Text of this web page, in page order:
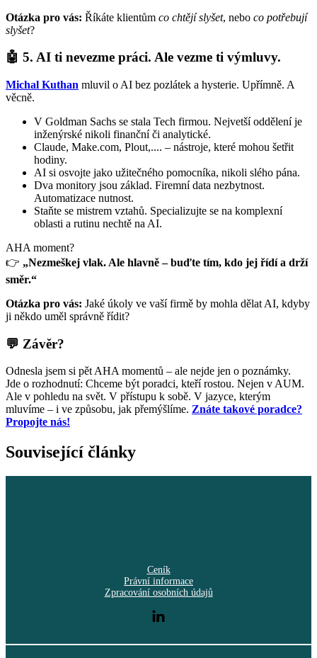
Otázka pro vás: Říkáte klientům co chtějí slyšet, nebo co potřebují
slyšet?
🤖 5. AI ti nevezme práci. Ale vezme ti výmluvy.
Michal Kuthan mluvil o AI bez pozlátek a hysterie. Upřímně. A
věcně.
V Goldman Sachs se stala Tech firmou. Nejvetší oddělení je
inženýrské nikoli finanční či analytické.
Claude, Make.com, Plout,.... – nástroje, které mohou šetřit
hodiny.
AI si osvojte jako užitečného pomocníka, nikoli slého pána.
Dva monitory jsou základ. Firemní data nezbytnost.
Automatizace nutnost.
Staňte se mistrem vztahů. Specializujte se na komplexní
oblasti a rutinu nechtě na AI.
AHA moment?
👉 „Nezmeškej vlak. Ale hlavně – buďte tím, kdo jej řídí a drží
směr.“
Otázka pro vás: Jaké úkoly ve vaší firmě by mohla dělat AI, kdyby
ji někdo uměl správně řídit?
💬 Závěr?
Odnesla jsem si pět AHA momentů – ale nejde jen o poznámky.
Jde o rozhodnutí: Chceme být poradci, kteří rostou. Nejen v AUM.
Ale v pohledu na svět. V přístupu k sobě. V jazyce, kterým
mluvíme – i ve způsobu, jak přemýšlíme. Znáte takové poradce?
Propojte nás!
Související články
Ceník
Právní informace
Zpracování osobních údajů